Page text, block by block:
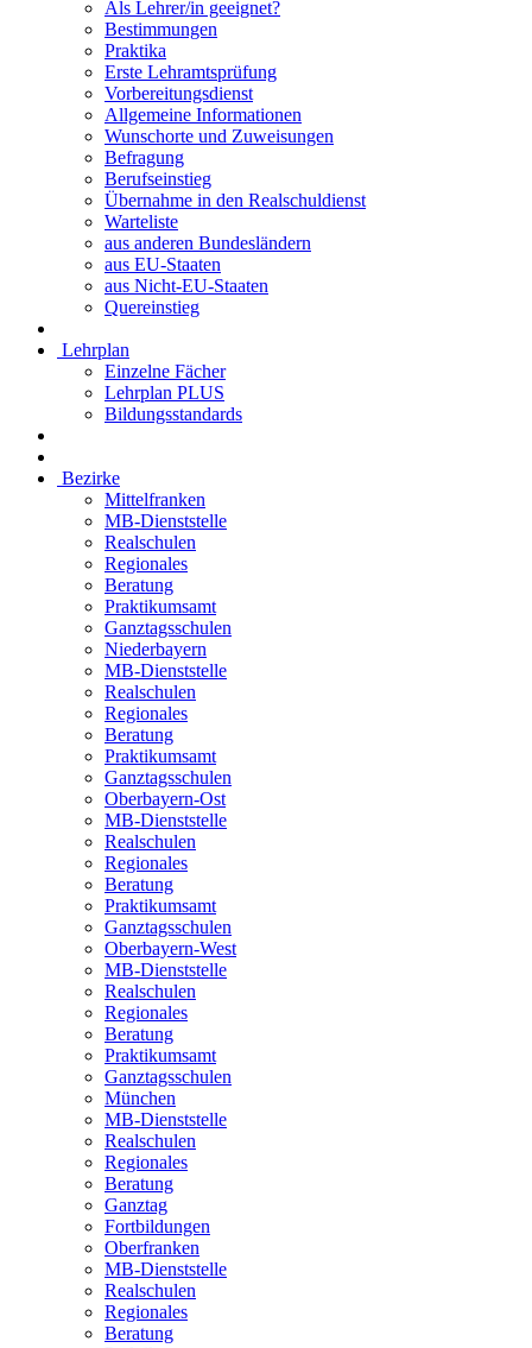
Als Lehrer/in geeignet?
Bestimmungen
Praktika
Erste Lehramtsprüfung
Vorbereitungsdienst
Allgemeine Informationen
Wunschorte und Zuweisungen
Befragung
Berufseinstieg
Übernahme in den Realschuldienst
Warteliste
aus anderen Bundesländern
aus EU-Staaten
aus Nicht-EU-Staaten
Quereinstieg
Lehrplan
Einzelne Fächer
Lehrplan PLUS
Bildungsstandards
Bezirke
Mittelfranken
MB-Dienststelle
Realschulen
Regionales
Beratung
Praktikumsamt
Ganztagsschulen
Niederbayern
MB-Dienststelle
Realschulen
Regionales
Beratung
Praktikumsamt
Ganztagsschulen
Oberbayern-Ost
MB-Dienststelle
Realschulen
Regionales
Beratung
Praktikumsamt
Ganztagsschulen
Oberbayern-West
MB-Dienststelle
Realschulen
Regionales
Beratung
Praktikumsamt
Ganztagsschulen
München
MB-Dienststelle
Realschulen
Regionales
Beratung
Ganztag
Fortbildungen
Oberfranken
MB-Dienststelle
Realschulen
Regionales
Beratung